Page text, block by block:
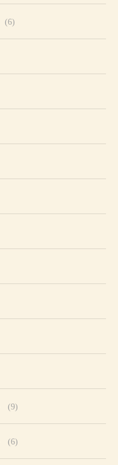
(6)
(9)
(6)